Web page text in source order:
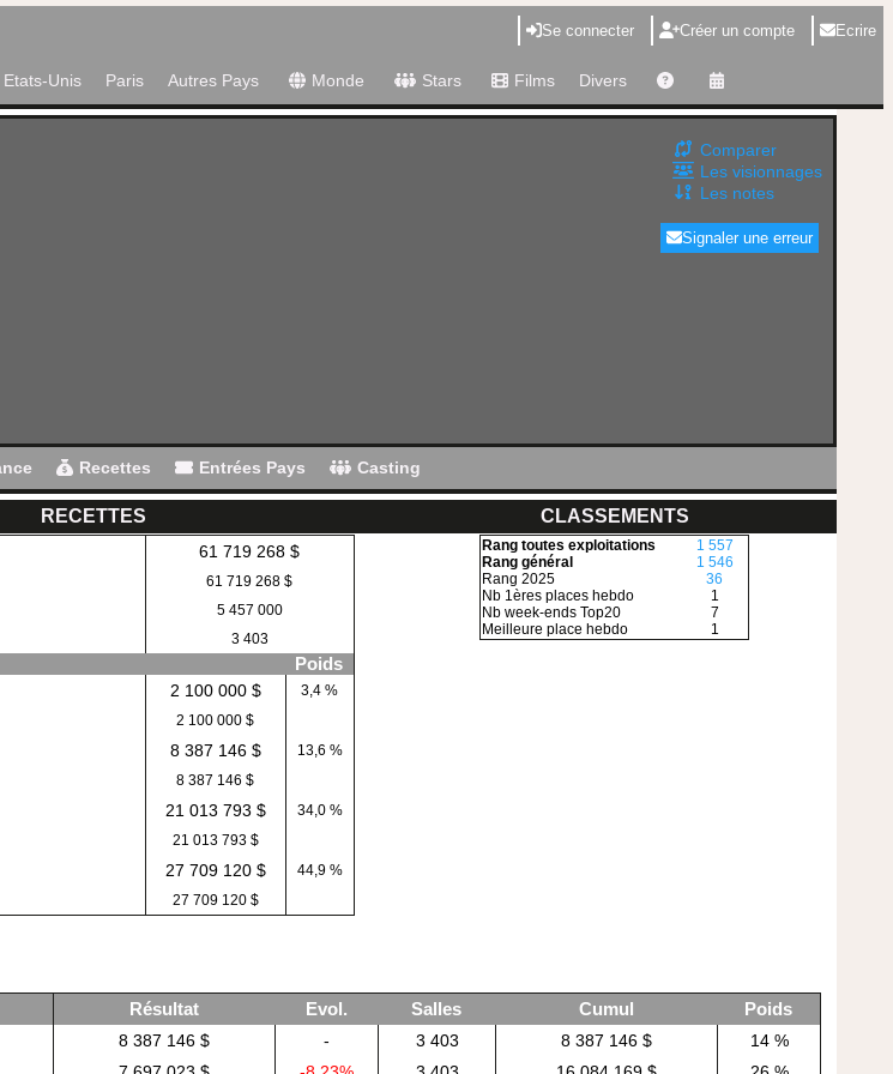
Se connecter Créer un compte Ecrire
Etats-Unis Paris Autres Pays Monde Stars Films Divers
Comparer
Les visionnages
Les notes
Signaler une erreur
Recettes Entrées Pays Casting
RECETTES CLASSEMENTS
61 719 268 $
61 719 268 $
5 457 000
3 403
Poids
2 100 000 $
3,4 %
2 100 000 $
8 387 146 $
13,6 %
8 387 146 $
21 013 793 $
34,0 %
21 013 793 $
27 709 120 $
44,9 %
27 709 120 $
Rang toutes exploitations
Rang général
Rang 2025
Nb 1ères places hebdo
Nb week-ends Top20
Meilleure place hebdo
1 557
1 546
36
1
7
1
Résultat Evol. Salles Cumul
Poids
8 387 146 $ - 3 403 8 387 146 $
14 %